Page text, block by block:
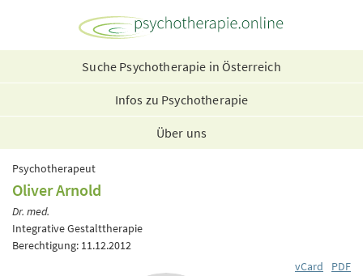
Suche Psychotherapie in Österreich
Infos zu Psychotherapie
Über uns
Psychotherapeut
Oliver Arnold
Dr. med.
Integrative Gestalttherapie
Berechtigung: 11.12.2012
vCard
PDF